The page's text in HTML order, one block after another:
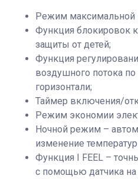
Режим максимальной
Функция блокировок
защиты от детей;
Функция
воздушного потока по
горизонтали;
Таймер включения/
Режим экономии
Ночной режим –
изменение
Функция I FEEL –
с помощью датчика на